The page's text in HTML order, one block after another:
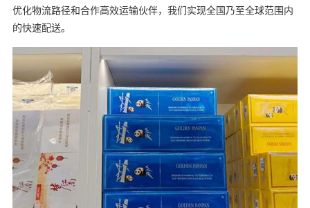
优化物流路径和合作高效运输伙伴，我们实现全国乃至全球范围内
的快速配送。